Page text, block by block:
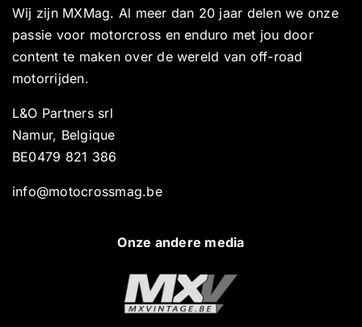
Wij zijn MXMag. Al meer dan 20 jaar delen we onze
passie voor motorcross en enduro met jou door
content te maken over de wereld van off-road
motorrijden.
L&O Partners srl
Namur, Belgique
BE0479 821 386
info@motocrossmag.be
Onze andere media